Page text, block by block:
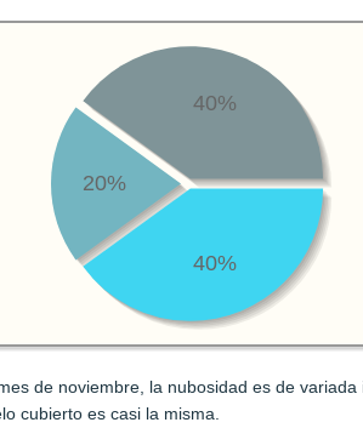
40%
20%
40%
de noviembre, la nubosidad es de
cubierto es casi la misma.